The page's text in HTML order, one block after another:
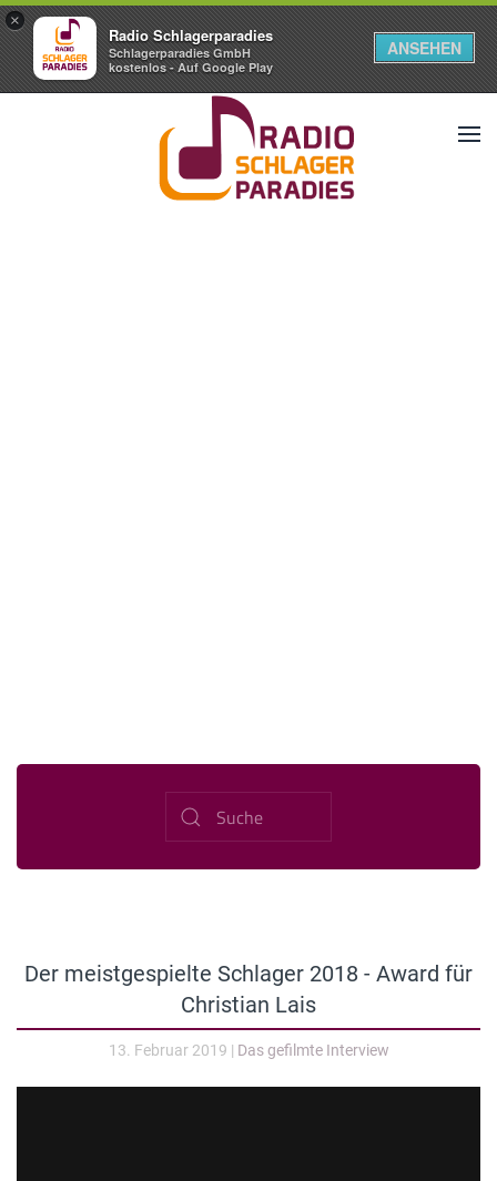
×
Radio Schlagerparadies
Schlagerparadies GmbH
kostenlos - Auf Google Play
ANSEHEN
Der meistgespielte Schlager 2018 - Award für
Christian Lais
13. Februar 2019 | Das gefilmte Interview